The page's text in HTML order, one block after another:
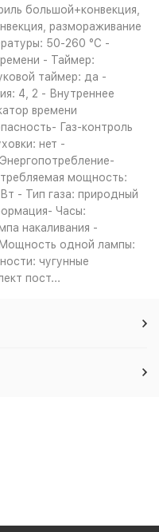
большой+конвекция,
размораживание
50-260 °С -
- Таймер:
таймер: да -
4, 2 - Внутреннее
времени
Газ-контроль
нет -
мощность:
- Тип газа: природный
Часы:
накаливания -
одной лампы:
чугунные
пост...